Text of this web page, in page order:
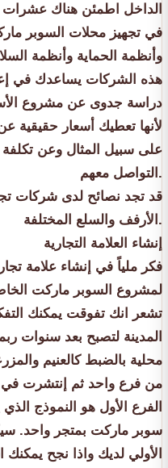
الداخل اطمئن هناك
في تجهيز محلات السوبر
وأنظمة الحماية وأنظمة
هذه الشركات يساعدك في
دراسة جدوى عن مشروع
لأنها تعطيك أسعار حقيقية
على سبيل المثال وعن تكلفة
التواصل معهم.
قد تجد نصائح لدى شركات
الأرفف والسلع المختلفة.
إنشاء العلامة التجارية
فكر ملياً في إنشاء علامة
لمشروع السوبر ماركت
تشعر انك تفوقت يمكنك
المدينة لتصبح بعد سنوات
محلية بالضبط كالعنيم
من فرع واحد ثم إنتشرت في
الفرع الأول هو النموذج
سوبر ماركت بمتجر واحد.
الأولي لديك واذا نجح يمكنك